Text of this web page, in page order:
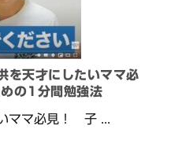
を天才にしたいママ必
の1分間勉強法
ママ必見！ 子 ...